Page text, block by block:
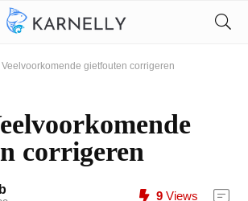
gietfouten corrigeren
corrigeren
9 Views